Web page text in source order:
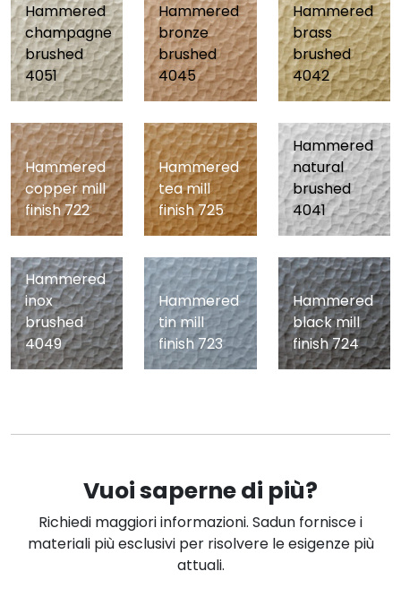
Hammered
champagne
brushed
4051
Hammered
bronze
brushed
4045
Hammered
brass
brushed
4042
Hammered
copper mill
finish 722
Hammered
tea mill
finish 725
Hammered
natural
brushed
4041
Hammered
inox
brushed
4049
Hammered
tin mill
finish 723
Hammered
black mill
finish 724
Vuoi saperne di più?
Richiedi maggiori informazioni. Sadun fornisce i
materiali più esclusivi per risolvere le esigenze più
attuali.